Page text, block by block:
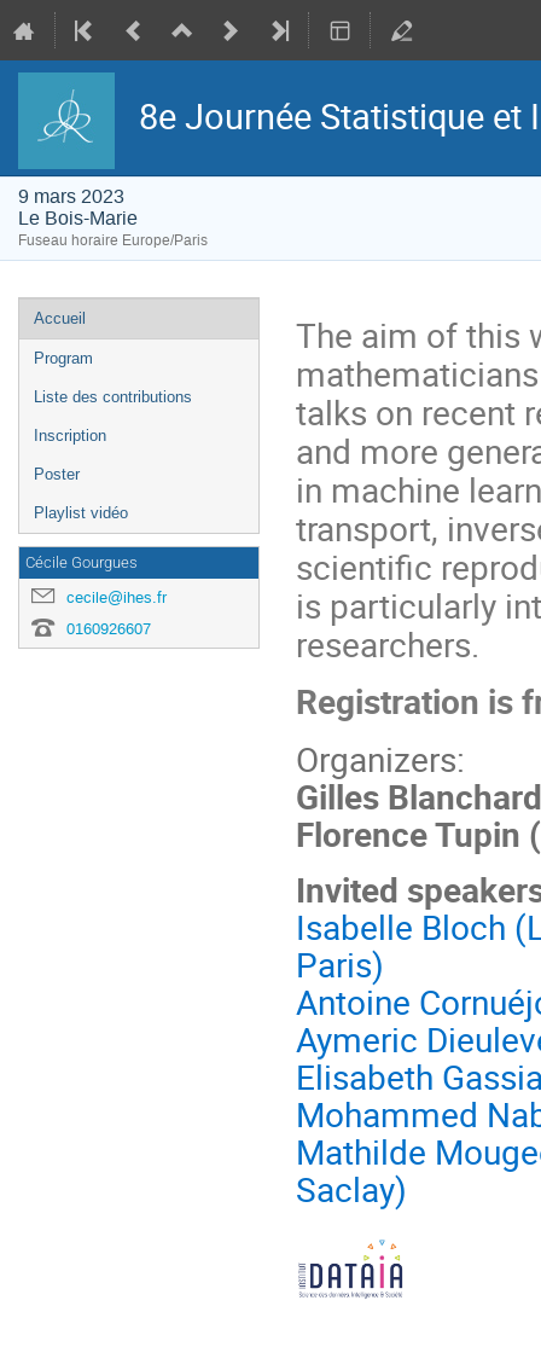
8e Journée Statistique et
9 mars 2023
Le Bois-Marie
Fuseau horaire Europe/Paris
de
l'événement
Accueil
Program
Liste des contributions
Inscription
Poster
Playlist vidéo
Cécile Gourgues
cecile@ihes.fr
0160926607
The aim of this
talks on recent
and more
in machine
transport,
scientific
is particularly
researchers.
Registration is
Organizers:
Gilles
Florence Tupin
Invited
Isabelle Bloch
Paris)
Antoine
Aymeric
Elisabeth
Mohammed
Mathilde
Saclay)